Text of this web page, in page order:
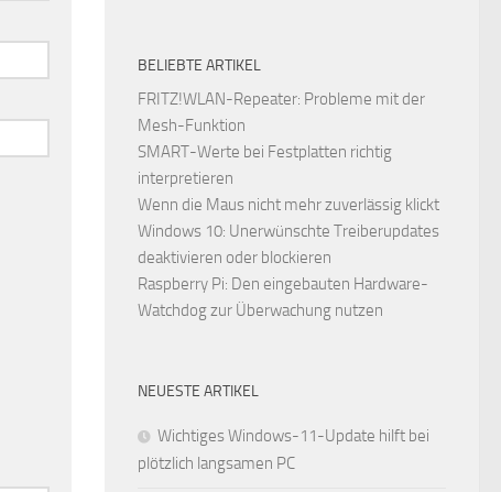
BELIEBTE ARTIKEL
FRITZ!WLAN-Repeater: Probleme mit der
Mesh-Funktion
SMART-Werte bei Festplatten richtig
interpretieren
Wenn die Maus nicht mehr zuverlässig klickt
Windows 10: Unerwünschte Treiberupdates
deaktivieren oder blockieren
Raspberry Pi: Den eingebauten Hardware-
Watchdog zur Überwachung nutzen
NEUESTE ARTIKEL
Wichtiges Windows-11-Update hilft bei
plötzlich langsamen PC